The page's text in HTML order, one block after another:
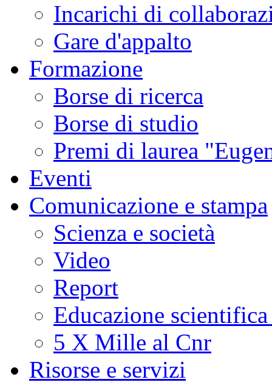
Incarichi di
Gare d'appalto
Formazione
Borse di ricerca
Borse di studio
Premi di laurea
Eventi
Comunicazione e stampa
Scienza e società
Video
Report
Educazione
5 X Mille al Cnr
Risorse e servizi